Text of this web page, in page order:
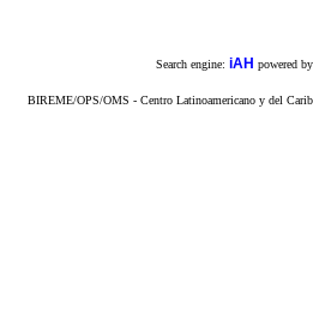
Search engine: iAH powered by
BIREME/OPS/OMS - Centro Latinoamericano y del